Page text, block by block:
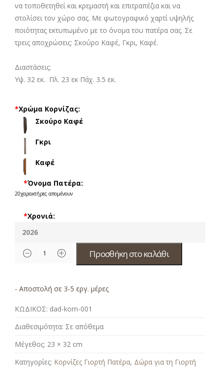
να τοποθετηθεί και κρεμαστή και επιτραπέζια και να
στολίσει τον χώρο σας. Με φωτογραφικό χαρτί υψηλής
ποιότητας εκτυπωμένο με το όνομα του πατέρα σας. Σε
τρεις αποχρώσεις: Σκούρο Καφέ, Γκρι, Καφέ.
Διαστάσεις:
Υψ. 32 εκ. Πλ. 23 εκ Πάχ. 3.5 εκ.
*Χρώμα Κορνίζας:
Σκούρο Καφέ
Γκρι
Καφέ
*Όνομα Πατέρα:
20χαρακτήρες απομένουν
*Χρονιά:
Προσθήκη στο καλάθι
- Αποστολή σε 3-5 εργ. μέρες
ΚΩΔΙΚΟΣ: dad-korn-001
Διαθεσιμότητα: Σε απόθεμα
Μέγεθος: 23 × 32 cm
Κατηγορίες: Κορνίζες Γιορτή Πατέρα, Δώρα για τη Γιορτή